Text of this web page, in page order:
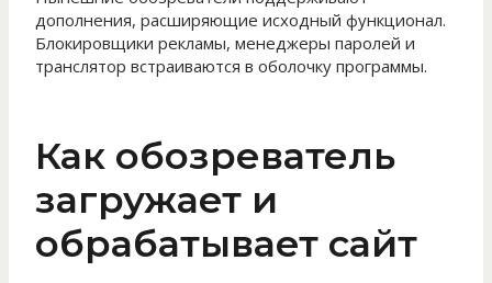
дополнения, расширяющие исходный функционал.
Блокировщики рекламы, менеджеры паролей и
транслятор встраиваются в оболочку программы.
Как обозреватель
загружает и
обрабатывает сайт